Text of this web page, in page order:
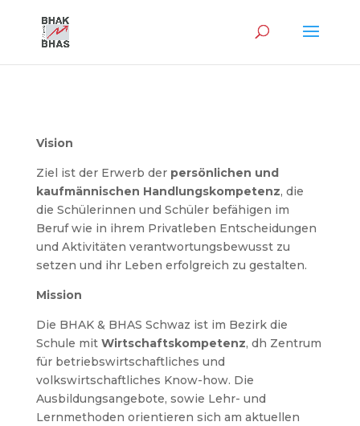
Vision
Ziel ist der Erwerb der persönlichen und
kaufmännischen Handlungskompetenz, die
die Schülerinnen und Schüler befähigen im
Beruf wie in ihrem Privatleben Entscheidungen
und Aktivitäten verantwortungsbewusst zu
setzen und ihr Leben erfolgreich zu gestalten.
Mission
Die BHAK & BHAS Schwaz ist im Bezirk die
Schule mit Wirtschaftskompetenz, dh Zentrum
für betriebswirtschaftliches und
volkswirtschaftliches Know-how. Die
Ausbildungsangebote, sowie Lehr- und
Lernmethoden orientieren sich am aktuellen